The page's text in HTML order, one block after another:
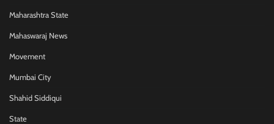
Maharashtra State
Mahaswaraj News
Movement
Mumbai City
Shahid Siddiqui
State